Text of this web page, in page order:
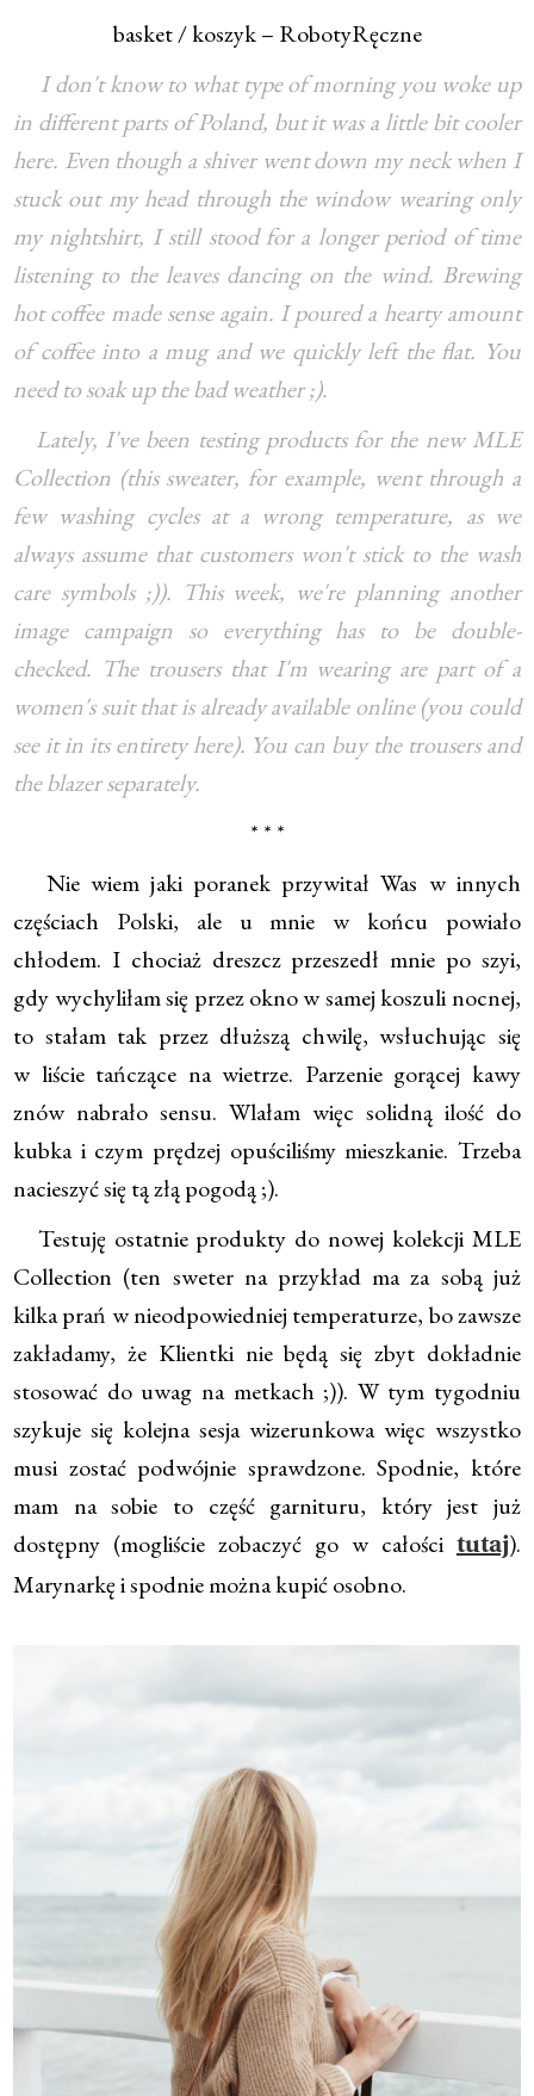
basket / koszyk – RobotyRęczne
I don't know to what type of morning you woke up
in different parts of Poland, but it was a little bit cooler
here. Even though a shiver went down my neck when I
stuck out my head through the window wearing only
my nightshirt, I still stood for a longer period of time
listening to the leaves dancing on the wind. Brewing
hot coffee made sense again. I poured a hearty amount
of coffee into a mug and we quickly left the flat. You
need to soak up the bad weather ;).
Lately, I've been testing products for the new MLE
Collection (this sweater, for example, went through a
few washing cycles at a wrong temperature, as we
always assume that customers won't stick to the wash
care symbols ;)). This week, we're planning another
image campaign so everything has to be double-
checked. The trousers that I'm wearing are part of a
women's suit that is already available online (you could
see it in its entirety here). You can buy the trousers and
the blazer separately.
* * *
Nie wiem jaki poranek przywitał Was w innych
częściach Polski, ale u mnie w końcu powiało
chłodem. I chociaż dreszcz przeszedł mnie po szyi,
gdy wychyliłam się przez okno w samej koszuli nocnej,
to stałam tak przez dłuższą chwilę, wsłuchując się
w liście tańczące na wietrze. Parzenie gorącej kawy
znów nabrało sensu. Wlałam więc solidną ilość do
kubka i czym prędzej opuściliśmy mieszkanie. Trzeba
nacieszyć się tą złą pogodą ;).
Testuję ostatnie produkty do nowej kolekcji MLE
Collection (ten sweter na przykład ma za sobą już
kilka prań w nieodpowiedniej temperaturze, bo zawsze
zakładamy, że Klientki nie będą się zbyt dokładnie
stosować do uwag na metkach ;)). W tym tygodniu
szykuje się kolejna sesja wizerunkowa więc wszystko
musi zostać podwójnie sprawdzone. Spodnie, które
mam na sobie to część garnituru, który jest już
dostępny (mogliście zobaczyć go w całości tutaj).
Marynarkę i spodnie można kupić osobno.